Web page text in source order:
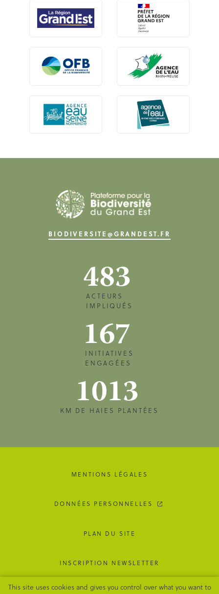
BIODIVERSITE@GRANDEST.FR
483
ACTEURS
IMPLIQUÉS
167
INITIATIVES
ENGAGÉES
1013
KM DE HAIES PLANTÉES
MENTIONS LÉGALES
DONNÉES PERSONNELLES
PLAN DU SITE
INSCRIPTION NEWSLETTER
GESTION DES COOKIES
This site uses cookies and gives you control over what you want to